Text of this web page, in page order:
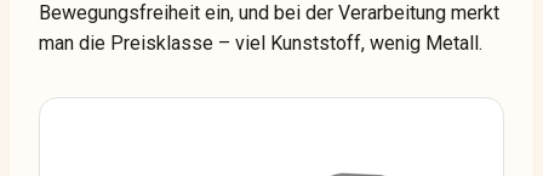
Bewegungsfreiheit ein, und bei der Verarbeitung merkt
man die Preisklasse – viel Kunststoff, wenig Metall.